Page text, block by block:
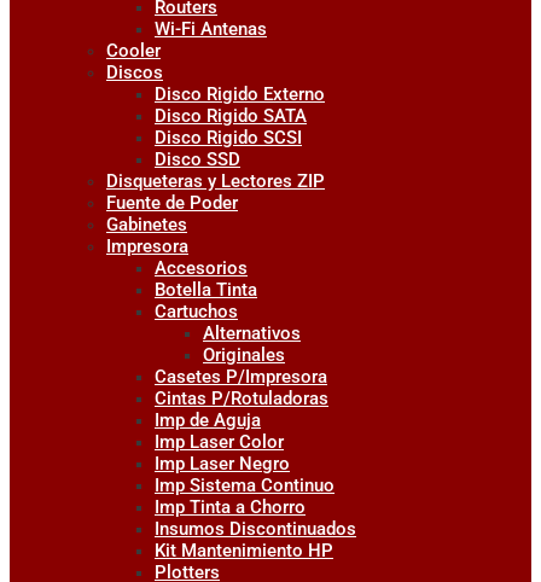
Routers
Wi-Fi Antenas
Cooler
Discos
Disco Rigido Externo
Disco Rigido SATA
Disco Rigido SCSI
Disco SSD
Disqueteras y Lectores ZIP
Fuente de Poder
Gabinetes
Impresora
Accesorios
Botella Tinta
Cartuchos
Alternativos
Originales
Casetes P/Impresora
Cintas P/Rotuladoras
Imp de Aguja
Imp Laser Color
Imp Laser Negro
Imp Sistema Continuo
Imp Tinta a Chorro
Insumos Discontinuados
Kit Mantenimiento HP
Plotters